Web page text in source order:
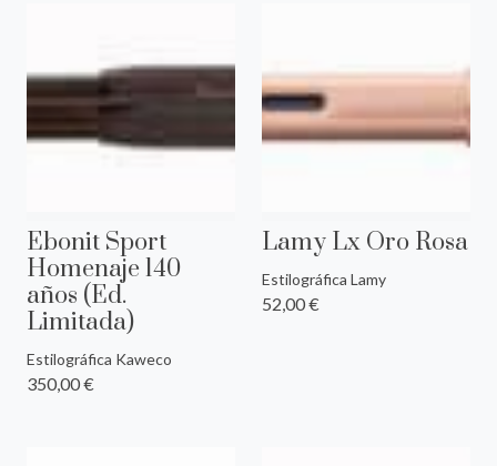
Ebonit Sport
Homenaje 140
años (Ed.
Limitada)
Estilográfica Kaweco
350,00 €
Lamy Lx Oro Rosa
Estilográfica Lamy
52,00 €